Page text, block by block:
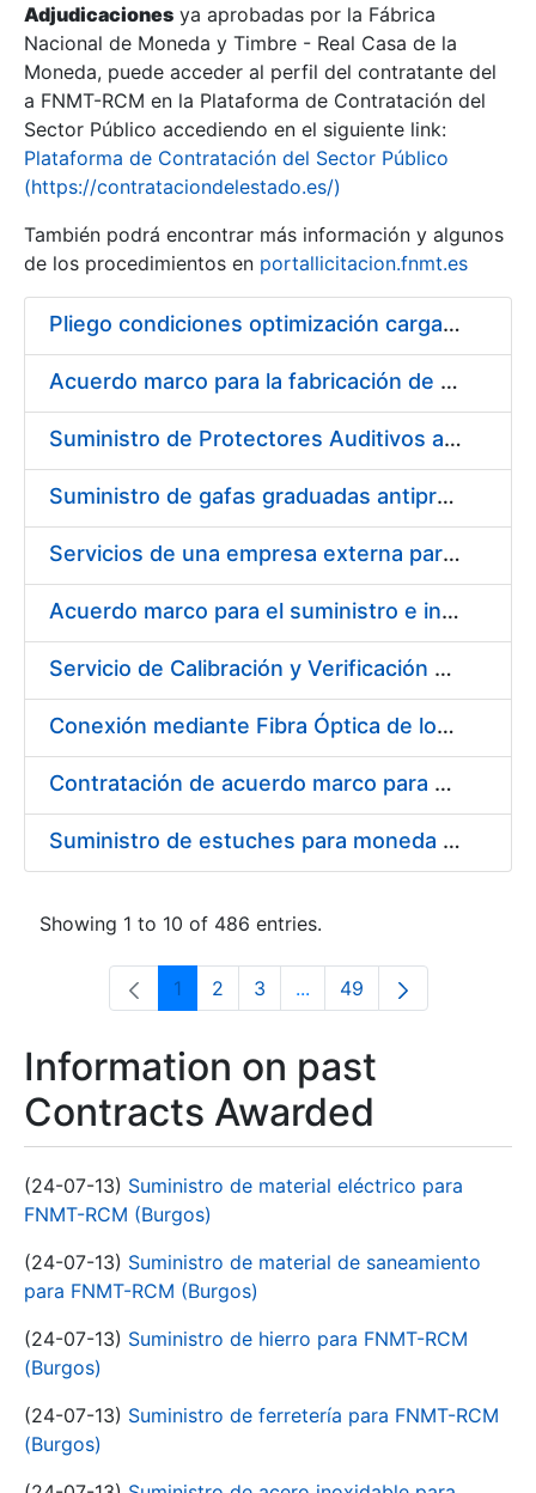
Show/Hide
Adjudicaciones ya aprobadas por la Fábrica
Nacional de Moneda y Timbre - Real Casa de la
Moneda, puede acceder al perfil del contratante del
a FNMT-RCM en la Plataforma de Contratación del
Sector Público accediendo en el siguiente link:
Plataforma de Contratación del Sector Público
(https://contrataciondelestado.es/)
También podrá encontrar más información y algunos
de los procedimientos en portallicitacion.fnmt.es
Pliego condiciones optimización cargas compras firmado
Acuerdo marco para la fabricación de piezas
Suministro de Protectores Auditivos a medida para las personas trabajadoras de los Centros de Trabajo de Madrid y Burgos
Suministro de gafas graduadas antiproyecciones para los trabajadores de la FNMT-RCM en los centros de trabajo de Madrid y Burgos
Servicios de una empresa externa para el asesoramiento y resolución de los recursos de alzada que se presentan relacionados con procesos de selección para la FNMT-RCM
Acuerdo marco para el suministro e instalación de persianas, estores y otros complementos
Servicio de Calibración y Verificación Externa de los Equipos de Medición del Servicio de Prevención de la FNMT-RCM
Conexión mediante Fibra Óptica de los Centros de Proceso de Datos (CPDs) de las sedes de la FNMT-RCM de Burgos y Madrid
Contratación de acuerdo marco para el Suministro de Material de Electricidad para la Fábrica Nacional de Moneda y Timbre-Real Casa de la Moneda en su centro de trabajo de Burgos
Suministro de estuches para moneda de 30 €
Showing 1 to 10 of 486 entries.
Page
1 Page
2 Page
3 ...Intermediate Pages Use
Page
49
Information on past
Contracts Awarded
(24-07-13) Suministro de material eléctrico para
FNMT-RCM (Burgos)
(24-07-13) Suministro de material de saneamiento
para FNMT-RCM (Burgos)
(24-07-13) Suministro de hierro para FNMT-RCM
(Burgos)
(24-07-13) Suministro de ferretería para FNMT-RCM
(Burgos)